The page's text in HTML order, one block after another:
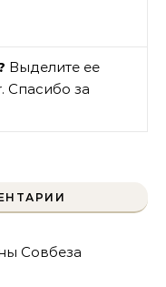
Выделите ее
Спасибо за
Совбеза